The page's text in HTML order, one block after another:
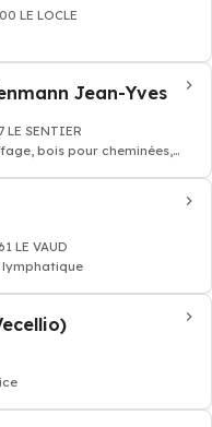
LE LOCLE
Jean-Yves
LE SENTIER
bois pour cheminées,
LE VAUD
lymphatique